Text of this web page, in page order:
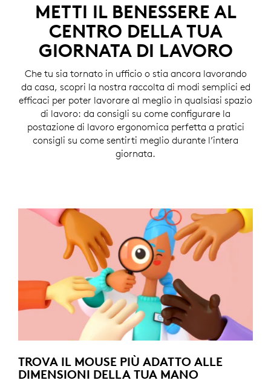
METTI IL BENESSERE AL
CENTRO DELLA TUA
GIORNATA DI LAVORO
Che tu sia tornato in ufficio o stia ancora lavorando
da casa, scopri la nostra raccolta di modi semplici ed
efficaci per poter lavorare al meglio in qualsiasi spazio
di lavoro: da consigli su come configurare la
postazione di lavoro ergonomica perfetta a pratici
consigli su come sentirti meglio durante l’intera
giornata.
TROVA IL MOUSE PIÙ ADATTO ALLE
DIMENSIONI DELLA TUA MANO